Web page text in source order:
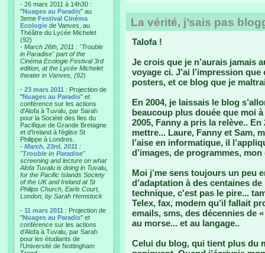
- 26 mars 2011 à 14h30 :
"Nuages au Paradis" au
3eme Festival Cinéma
Ecologie de Vanves, au
Théâtre du Lycée Michelet
(92)
- March 26th, 2011 : "Trouble
in Paradise" part of the
Cinéma Ecologie Festival 3rd
edition, at the Lycée Michelet
theater in Vanves, (92)
- 23 mars 2011 : Projection de
"Nuages au Paradis" et
conférence sur les actions
d'Alofa à Tuvalu, par Sarah
pour la Société des Iles du
Pacifique de Grande Bretagne
et d'Ireland à l'église St
Philippe à Londres.
- March, 23rd, 2011 :
"Trouble in Paradise"
screening and lecture on what
Alofa Tuvalu is doing in Tuvalu,
for the Pacific Islands Society
of the UK and Ireland at St
Philips Church, Earls Court,
London, by Sarah Hemstock
- 11 mars 2011 : Projection de
"Nuages au Paradis" et
conférence sur les actions
d'Alofa à Tuvalu, par Sarah
pour les étudiants de
l'Université de Nottingham
La vérité, j’sais pas
Talofa !
Je crois que je n’aurais jamais
voyage ci. J’ai l’impression
posters, et ce blog que je
En 2004, je laissais le blog
beaucoup plus douée que moi
2005, Fanny a pris la relève.. En
mettre... Laure, Fanny et Sam,
l’aise en informatique, il
d’images, de programmes, mon
Moi j’me sens toujours un peu
d’adaptation à des centaines
technique, c'est pas le pire...
Telex, fax, modem qu’il fallait
emails, sms, des décennies de
au morse... et au langage..
Celui du blog, qui tient plus du